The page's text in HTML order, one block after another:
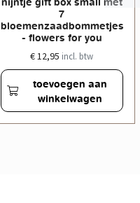
7
bloemenzaadbommetjes
- flowers for you
€ 12,95 incl. btw
toevoegen aan
winkelwagen